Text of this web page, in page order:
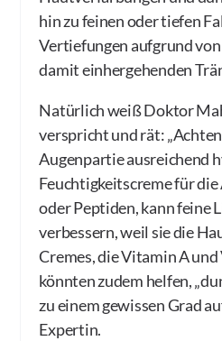
hin zu feinen oder tiefen
Vertiefungen aufgrund
damit einhergehenden
Natürlich weiß Doktor
verspricht und rät:
Augenpartie ausreichend
Feuchtigkeitscreme für
oder Peptiden, kann feine
verbessern, weil sie die
Cremes, die Vitamin A
könnten zudem helfen,
zu einem gewissen Grad
Expertin.